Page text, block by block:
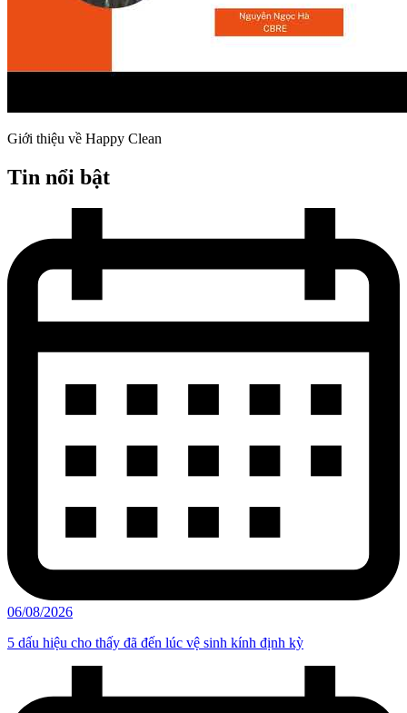
Giới thiệu về Happy Clean
Tin nổi bật
06/08/2026
5 dấu hiệu cho thấy đã đến lúc vệ sinh kính định kỳ